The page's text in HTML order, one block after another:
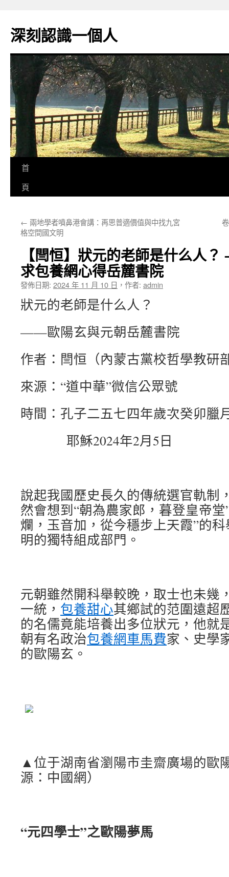
主
要
深刻認識一個人
首
頁
← 兩地學者噴鼻港會講：再思普適價值與中找九宮
格空間國文明
【閆恒】狀元的老師是什么人
求包養網心得岳麓書院
發佈日期: 2024 年 11 月 10 日 ， 作者: admin
狀元的老師是什么人？
——歐陽玄與元朝岳麓書院
作者：閆恒（內蒙古黨校哲學教研
來源：“道中華”微信公眾號
時間：孔子二五七四年歲次癸卯臘
耶穌2024年2月5日
說起我國歷史長久的傳統選官軌制
然會想到“朝為農家郎，暮登皇帝
爛，玉音加，從今穩步上天霞”的
明的獨特組成部門。
元朝雖然開科舉較晚，取士也未幾
一統， 包養甜心其鄉試的范圍遠超
的名儒竟能培養出多位狀元，他就
朝有名政治包養網車馬費家、史學
的歐陽玄。
▲位于湖南省瀏陽市圭齋廣場的歐
源：中國網）
“元四學士”之歐陽夢馬